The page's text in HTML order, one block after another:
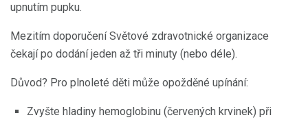
upnutím pupku.
Mezitím doporučení Světové zdravotnické organizace
čekají po dodání jeden až tři minuty (nebo déle).
Důvod? Pro plnoleté děti může opožděné upínání:
Zvyšte hladiny hemoglobinu (červených krvinek) při